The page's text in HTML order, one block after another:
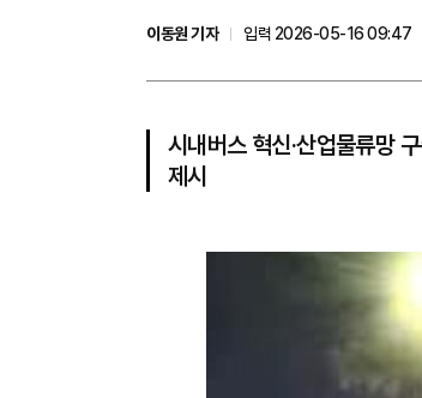
이동원 기자
입력 2026-05-16 09:47
시내버스 혁신·산업물류망
제시